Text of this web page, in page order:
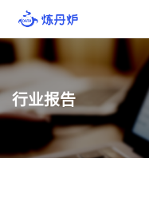
首页
产品介绍
行业报告